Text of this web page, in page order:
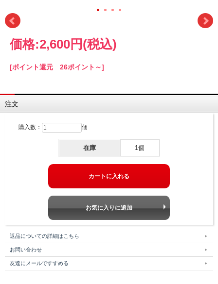
価格:2,600円 (税込)
[ポイント還元 26ポイント～]
注文
購入数： 個
在庫 1個
返品についての詳細はこちら
お問い合わせ
友達にメールですすめる